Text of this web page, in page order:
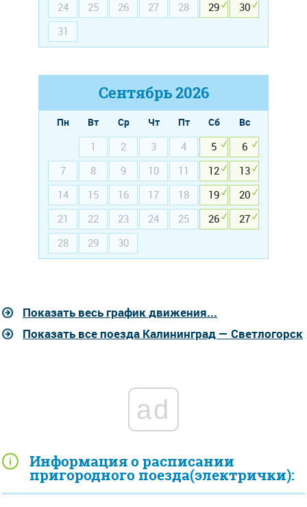
Информация о расписании
пригородного поезда(электрички):
24
25 26 27 28 29
30
31
Сентябрь2026
Пн Вт Ср Чт Пт Сб
Вс
1
2 3 4 5
6
7
8 9 10 11 12
13
14
15 16 17 18 19
20
21
22 23 24 25 26
27
28
29 30
Показать весь график движения...
Показать все поезда Калининград — Светлогорск
ad